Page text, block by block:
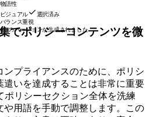
語性
ジュアル
選択済み
ランス重視
つのバージョンが生成されました
でポリシーコンテンツを微
ンプライアンスのために、ポリシ
遣いを達成することは非常に重要
ポリシーセクション全体を洗練
や用語を手動で調整します。この